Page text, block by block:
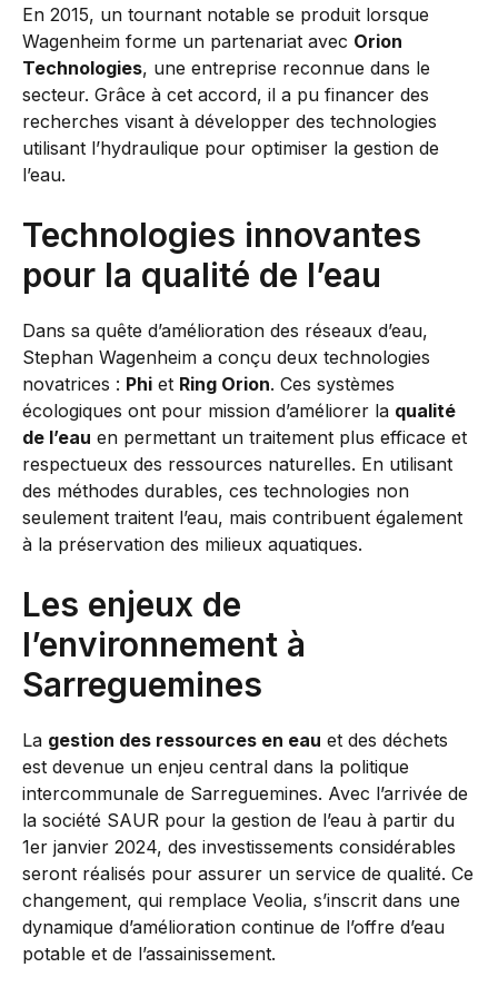
En 2015, un tournant notable se produit lorsque
Wagenheim forme un partenariat avec Orion
Technologies, une entreprise reconnue dans le
secteur. Grâce à cet accord, il a pu financer des
recherches visant à développer des technologies
utilisant l’hydraulique pour optimiser la gestion de
l’eau.
Technologies innovantes
pour la qualité de l’eau
Dans sa quête d’amélioration des réseaux d’eau,
Stephan Wagenheim a conçu deux technologies
novatrices : Phi et Ring Orion. Ces systèmes
écologiques ont pour mission d’améliorer la qualité
de l’eau en permettant un traitement plus efficace et
respectueux des ressources naturelles. En utilisant
des méthodes durables, ces technologies non
seulement traitent l’eau, mais contribuent également
à la préservation des milieux aquatiques.
Les enjeux de
l’environnement à
Sarreguemines
La gestion des ressources en eau et des déchets
est devenue un enjeu central dans la politique
intercommunale de Sarreguemines. Avec l’arrivée de
la société SAUR pour la gestion de l’eau à partir du
1er janvier 2024, des investissements considérables
seront réalisés pour assurer un service de qualité. Ce
changement, qui remplace Veolia, s’inscrit dans une
dynamique d’amélioration continue de l’offre d’eau
potable et de l’assainissement.